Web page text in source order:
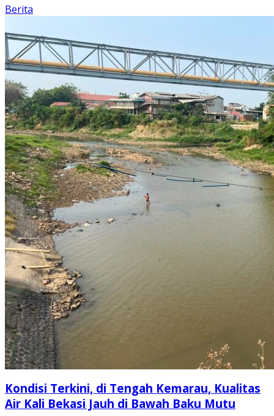
Berita
Kondisi Terkini, di Tengah Kemarau, Kualitas
Air Kali Bekasi Jauh di Bawah Baku Mutu